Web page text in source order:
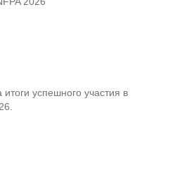
успешного участия в